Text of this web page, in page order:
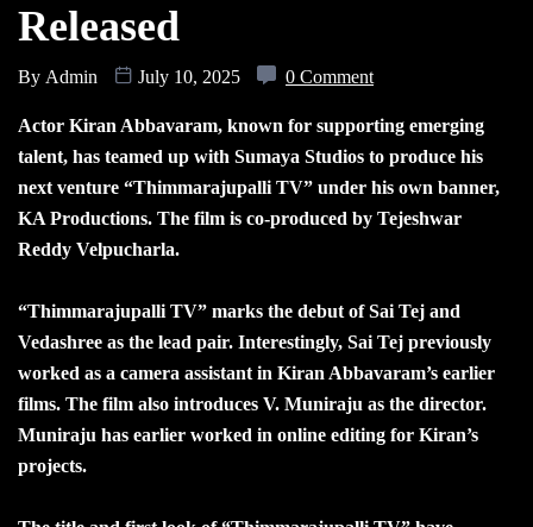
Released
By Admin July 10, 2025 0 Comment
Actor Kiran Abbavaram, known for supporting emerging
talent, has teamed up with Sumaya Studios to produce his
next venture “Thimmarajupalli TV” under his own banner,
KA Productions. The film is co-produced by Tejeshwar
Reddy Velpucharla.
“Thimmarajupalli TV” marks the debut of Sai Tej and
Vedashree as the lead pair. Interestingly, Sai Tej previously
worked as a camera assistant in Kiran Abbavaram’s earlier
films. The film also introduces V. Muniraju as the director.
Muniraju has earlier worked in online editing for Kiran’s
projects.